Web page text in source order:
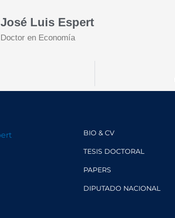
José Luis Espert
Doctor en Economía
BIO & CV
TESIS DOCTORAL
PAPERS
DIPUTADO NACIONAL